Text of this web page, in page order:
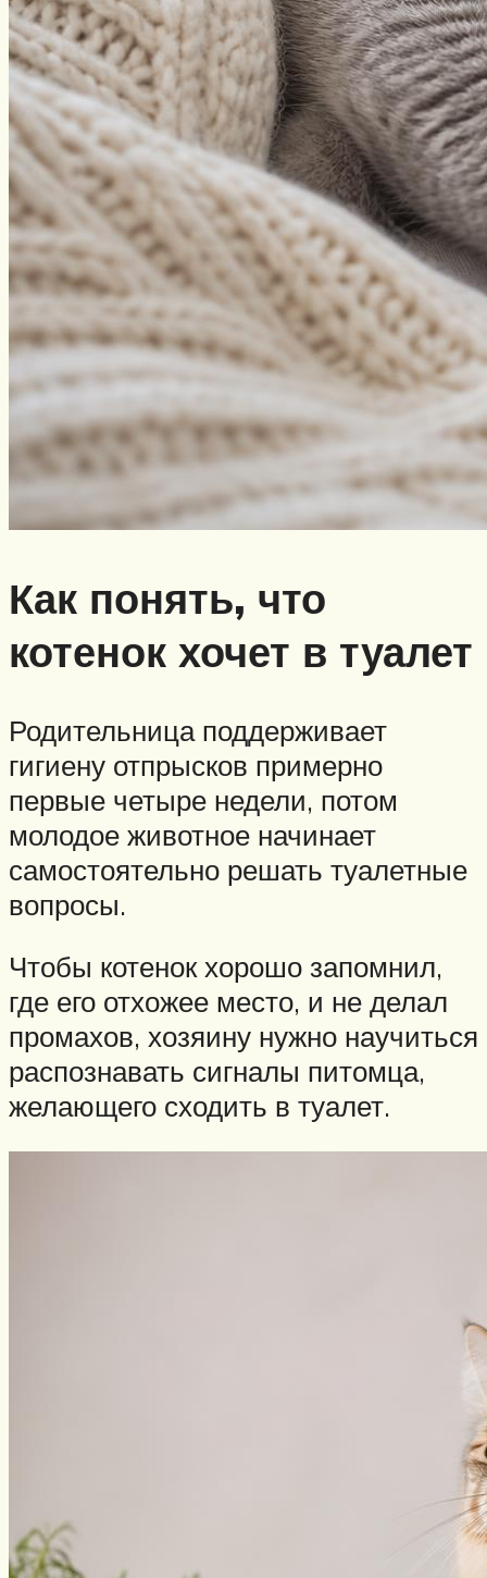
Как понять, что
котенок хочет в туалет
Родительница поддерживает
гигиену отпрысков примерно
первые четыре недели, потом
молодое животное начинает
самостоятельно решать туалетные
вопросы.
Чтобы котенок хорошо запомнил,
где его отхожее место, и не делал
промахов, хозяину нужно научиться
распознавать сигналы питомца,
желающего сходить в туалет.